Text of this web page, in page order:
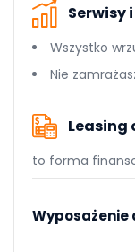
Serwisy
Wszystko
Nie
Leasing
to forma